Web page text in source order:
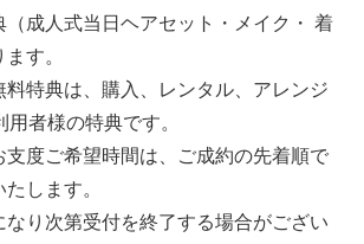
成人式当日ヘアセット・メイク・ 着
す。
特典は、購入、レンタル、アレンジ
者様の特典です。
度ご希望時間は、ご成約の先着順で
たします。
り次第受付を終了する場合がござい